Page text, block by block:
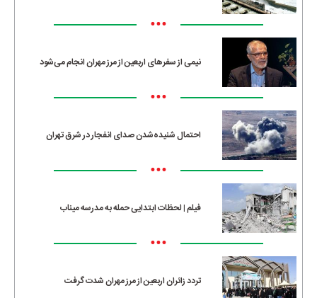
•••
نیمی از سفرهای اربعین از مرز مهران انجام می‌شود
•••
احتمال شنیده‌شدن صدای انفجار در شرق تهران
•••
فیلم | لحظات ابتدایی حمله به مدرسه میناب
•••
تردد زائران اربعین از مرز مهران شدت گرفت